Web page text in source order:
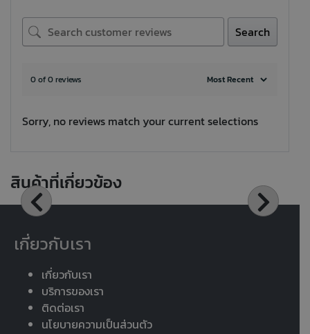
Search
0 of 0 reviews
Sorry, no reviews match your current selections
สินค้าที่เกี่ยวข้อง
เกี่ยวกับเรา
เกี่ยวกับเรา
บริการของเรา
ติดต่อเรา
นโยบายความเป็นส่วนตัว